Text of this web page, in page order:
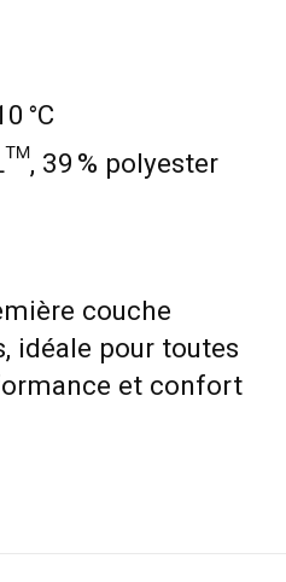
°C
39 % polyester
couche
idéale pour toutes
et confort